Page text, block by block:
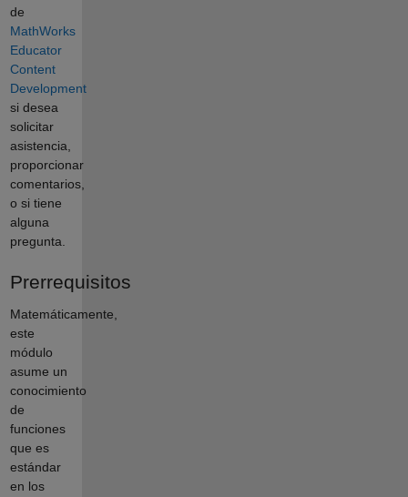
de
MathWorks
Educator
Content
Development
si desea
solicitar
asistencia,
proporcionar
comentarios,
o si tiene
alguna
pregunta.
Prerrequisitos
Matemáticamente,
este
módulo
asume un
conocimiento
de
funciones
que es
estándar
en los